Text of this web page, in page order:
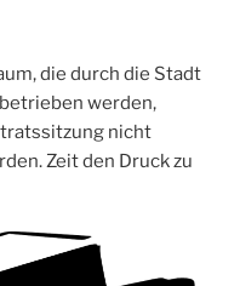
die durch die Stadt
werden,
nicht
Zeit den Druck zu